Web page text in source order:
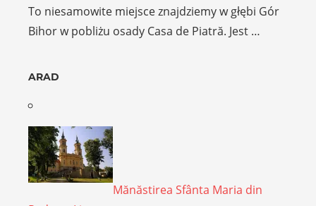
To niesamowite miejsce znajdziemy w głębi Gór
Bihor w pobliżu osady Casa de Piatră. Jest …
ARAD
Mănăstirea Sfânta Maria din